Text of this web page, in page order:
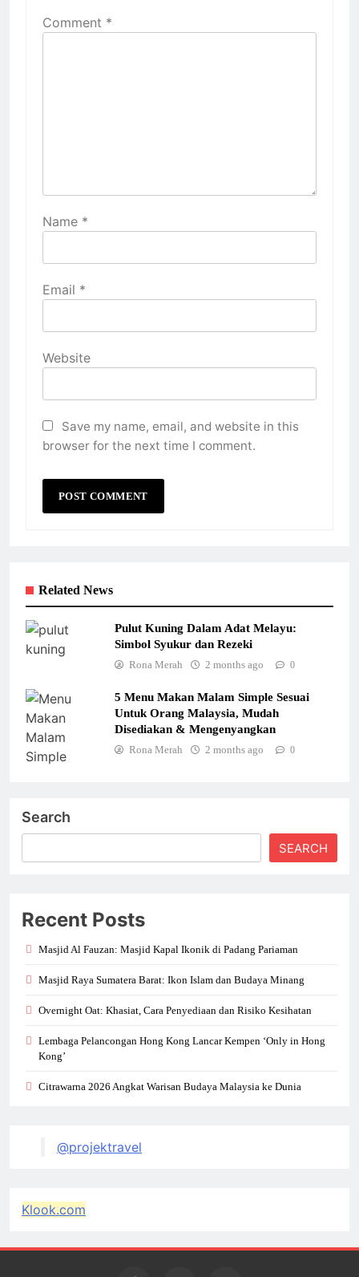
Comment *
Name *
Email *
Website
Save my name, email, and website in this
browser for the next time I comment.
Related News
Pulut Kuning Dalam Adat Melayu:
Simbol Syukur dan Rezeki
Rona Merah 2 months ago 0
5 Menu Makan Malam Simple Sesuai
Untuk Orang Malaysia, Mudah
Disediakan & Mengenyangkan
Rona Merah 2 months ago 0
Search
SEARCH
Recent Posts
Masjid Al Fauzan: Masjid Kapal Ikonik di Padang Pariaman
Masjid Raya Sumatera Barat: Ikon Islam dan Budaya Minang
Overnight Oat: Khasiat, Cara Penyediaan dan Risiko Kesihatan
Lembaga Pelancongan Hong Kong Lancar Kempen ‘Only in Hong
Kong’
Citrawarna 2026 Angkat Warisan Budaya Malaysia ke Dunia
@projektravel
Klook.com